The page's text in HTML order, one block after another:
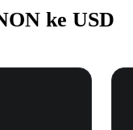
ke USD